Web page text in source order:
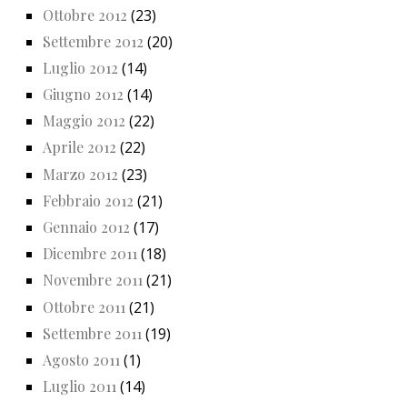
Ottobre 2012 (23)
Settembre 2012 (20)
Luglio 2012 (14)
Giugno 2012 (14)
Maggio 2012 (22)
Aprile 2012 (22)
Marzo 2012 (23)
Febbraio 2012 (21)
Gennaio 2012 (17)
Dicembre 2011(18)
Novembre 2011(21)
Ottobre 2011 (21)
Settembre 2011 (19)
Agosto 2011 (1)
Luglio 2011 (14)